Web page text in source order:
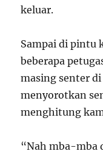
keluar.
Sampai di pintu
beberapa
masing senter
menyorotkan
menghitung
“Nah mba-mba